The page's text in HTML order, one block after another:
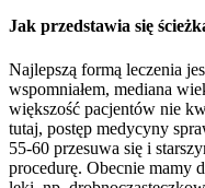
Jak przedstawia się
Najlepszą formą leczenia
wspomniałem, mediana
większość pacjentów nie
tutaj, postęp medycyny
55-60 przesuwa się i
procedurę. Obecnie mamy